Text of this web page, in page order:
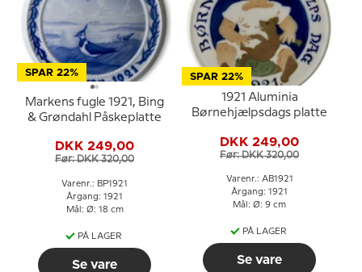
SPAR 22%
Markens fugle 1921, Bing
& Grøndahl Påskeplatte
DKK 249,00
Før: DKK 320,00
Varenr.: BP1921
Årgang: 1921
Mål: Ø: 18 cm
PÅ LAGER
Se vare
SPAR 22%
1921 Aluminia
Børnehjælpsdags platte
DKK 249,00
Før: DKK 320,00
Varenr.: AB1921
Årgang: 1921
Mål: Ø: 9 cm
PÅ LAGER
Se vare